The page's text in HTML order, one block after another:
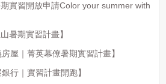
實習開放申請Color your summer with
暑期實習計畫】
屋｜菁英幕僚暑期實習計畫】
行｜實習計畫開跑】